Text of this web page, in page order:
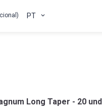
PT
Long Taper - 20 und